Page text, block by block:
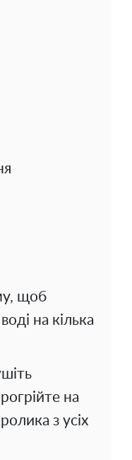
щоб
на кілька
на
з усіх